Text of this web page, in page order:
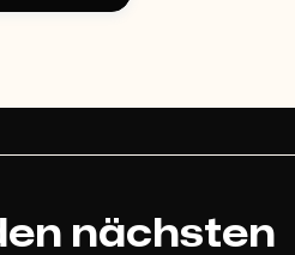
nächsten